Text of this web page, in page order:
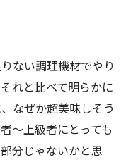
ない調理機材でやり
れと比べて明らかに
なぜか超美味しそう
～上級者にとっても
分じゃないかと思